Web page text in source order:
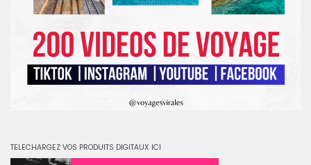
TELECHARGEZ VOS PRODUITS DIGITAUX ICI